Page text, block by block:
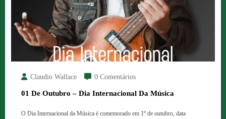
Claudio Wallace 0 Comentários
01 De Outubro – Dia Internacional Da Música
O Dia Internacional da Música é comemorado em 1º de outubro, data